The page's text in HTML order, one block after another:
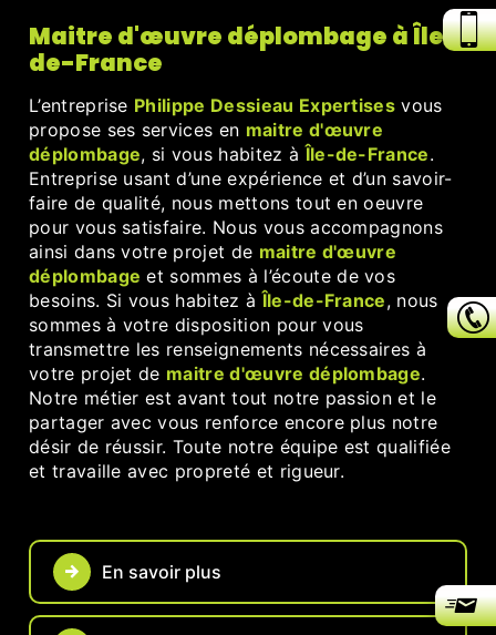
maitre d'œuvre déplombage à Île-
de-France
L’entreprise Philippe Dessieau Expertises vous
propose ses services en maitre d'œuvre
déplombage, si vous habitez àÎle-de-France.
Entreprise usant d’une expérience et d’un savoir-
faire de qualité, nous mettons tout en oeuvre
pour vous satisfaire. Nous vous accompagnons
ainsi dans votre projet de maitre d'œuvre
déplombage et sommes à l’écoute de vos
besoins. Si vous habitez àÎle-de-France, nous
sommes à votre disposition pour vous
transmettre les renseignements nécessaires à
votre projet de maitre d'œuvre déplombage.
Notre métier est avant tout notre passion et le
partager avec vous renforce encore plus notre
désir de réussir. Toute notre équipe est qualifiée
et travaille avec propreté et rigueur.
En savoir plus